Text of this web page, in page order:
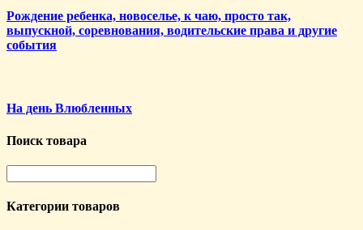
Рождение ребенка, новоселье, к чаю, просто так,
выпускной, соревнования, водительские права и другие
события
На день Влюбленных
Поиск товара
Категории товаров